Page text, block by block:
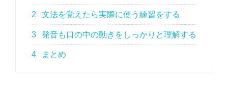
2 文法を覚えたら実際に使う練習をする
3 発音も口の中の動きをしっかりと理解する
4 まとめ